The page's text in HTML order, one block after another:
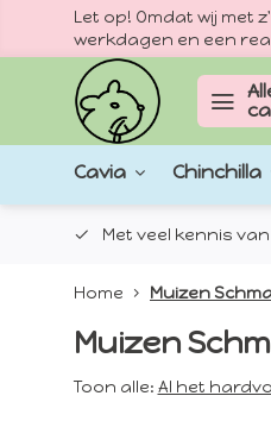
Let op! Omdat wij met
werkdagen en een
Cavia Chinchilla
Met veel kennis
Home Muizen
Muizen
Toon alle: Al het